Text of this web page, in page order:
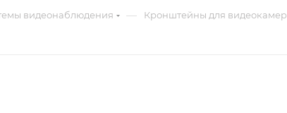
видеонаблюдения — Кронштейны для видеокамер